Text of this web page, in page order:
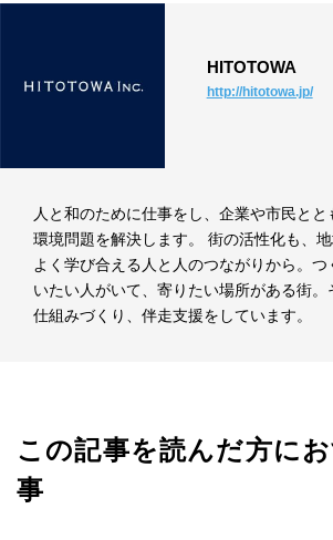
HITOTOWA
http://hitotowa.jp/
人と和のために仕事をし、企業や市民と
環境問題を解決します。 街の活性化も、
よく学び合える人と人のつながりから。
いたい人がいて、寄りたい場所がある街。
仕組みづくり、伴走支援をしています。
この記事を読んだ方に
事